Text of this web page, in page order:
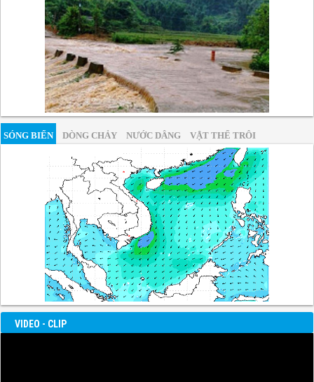
SÓNG BIỂN DÒNG CHẢY NƯỚC DÂNG VẬT THỂ TRÔI
VIDEO - CLIP